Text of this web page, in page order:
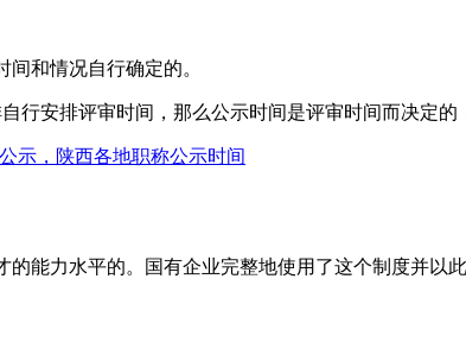
和情况自行确定的。
安排评审时间，那么公示时间是评审时间而决定的
能力水平的。国有企业完整地使用了这个制度并以